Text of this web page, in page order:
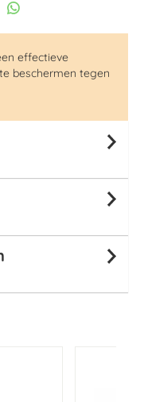
effectieve
beschermen tegen